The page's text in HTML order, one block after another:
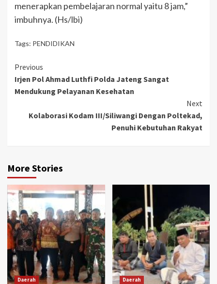
menerapkan pembelajaran normal yaitu 8 jam,”
imbuhnya. (Hs/lbi)
Tags: PENDIDIKAN
Previous
Irjen Pol Ahmad Luthfi Polda Jateng Sangat
Mendukung Pelayanan Kesehatan
Next
Kolaborasi Kodam III/Siliwangi Dengan Poltekad,
Penuhi Kebutuhan Rakyat
More Stories
Daerah Daerah